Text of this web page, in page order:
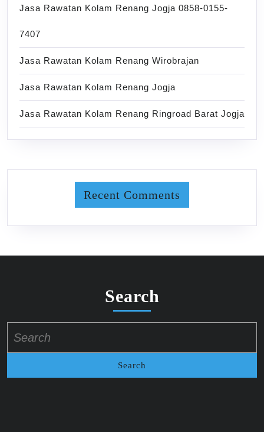
Jasa Rawatan Kolam Renang Jogja 0858-0155-
7407
Jasa Rawatan Kolam Renang Wirobrajan
Jasa Rawatan Kolam Renang Jogja
Jasa Rawatan Kolam Renang Ringroad Barat Jogja
Recent Comments
Search
for: